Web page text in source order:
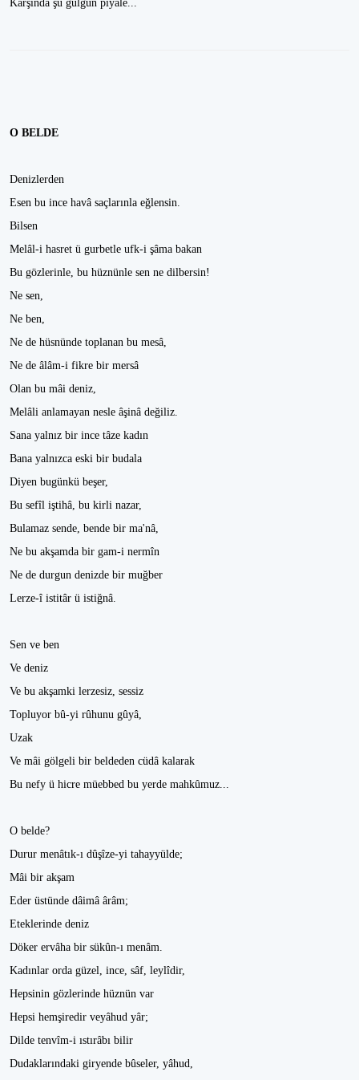
Karşında şu gülgûn piyâle...
O BELDE
Denizlerden
Esen bu ince havâ saçlarınla eğlensin.
Bilsen
Melâl-i hasret ü gurbetle ufk-i şâma bakan
Bu gözlerinle, bu hüznünle sen ne dilbersin!
Ne sen,
Ne ben,
Ne de hüsnünde toplanan bu mesâ,
Ne de âlâm-i fikre bir mersâ
Olan bu mâi deniz,
Melâli anlamayan nesle âşinâ değiliz.
Sana yalnız bir ince tâze kadın
Bana yalnızca eski bir budala
Diyen bugünkü beşer,
Bu sefîl iştihâ, bu kirli nazar,
Bulamaz sende, bende bir ma'nâ,
Ne bu akşamda bir gam-i nermîn
Ne de durgun denizde bir muğber
Lerze-î istitâr ü istiğnâ.
Sen ve ben
Ve deniz
Ve bu akşamki lerzesiz, sessiz
Topluyor bû-yi rûhunu gûyâ,
Uzak
Ve mâi gölgeli bir beldeden cüdâ kalarak
Bu nefy ü hicre müebbed bu yerde mahkûmuz...
O belde?
Durur menâtık-ı dûşîze-yi tahayyülde;
Mâi bir akşam
Eder üstünde dâimâ ârâm;
Eteklerinde deniz
Döker ervâha bir sükûn-ı menâm.
Kadınlar orda güzel, ince, sâf, leylîdir,
Hepsinin gözlerinde hüznün var
Hepsi hemşiredir veyâhud yâr;
Dilde tenvîm-i ıstırâbı bilir
Dudaklarındaki giryende bûseler, yâhud,